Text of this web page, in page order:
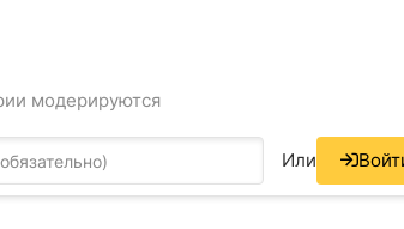
модерируются
Или